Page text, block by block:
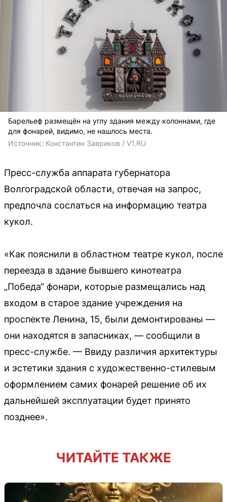
Барельеф размещён на углу здания между колоннами, где
для фонарей, видимо, не нашлось места.
Источник: Константин Завриков / V1.RU
Пресс-служба аппарата губернатора
Волгоградской области, отвечая на запрос,
предпочла сослаться на информацию театра
кукол.
«Как пояснили в областном театре кукол, после
переезда в здание бывшего кинотеатра
„Победа“ фонари, которые размещались над
входом в старое здание учреждения на
проспекте Ленина, 15, были демонтированы —
они находятся в запасниках, — сообщили в
пресс-службе. — Ввиду различия архитектуры
и эстетики здания с художественно-стилевым
оформлением самих фонарей решение об их
дальнейшей эксплуатации будет принято
позднее».
ЧИТАЙТЕ ТАКЖЕ